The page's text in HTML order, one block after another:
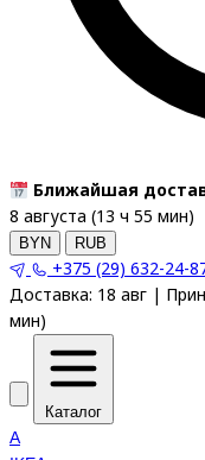
Ближайшая
8 августа (13 ч 55 мин)
BYN RUB
+375 (29) 632-24-
Доставка: 18 авг |
мин)
Каталог
A